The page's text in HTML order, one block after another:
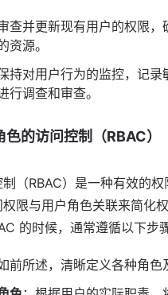
查并更新现有用户的权限，
资源。
持对用户行为的监控，记录
行调查和审查。
的访问控制（RBAC）
（RBAC）是一种有效的权
限与用户角色关联来简化
的时候，通常遵循以下步骤
前所述，清晰定义各种角色